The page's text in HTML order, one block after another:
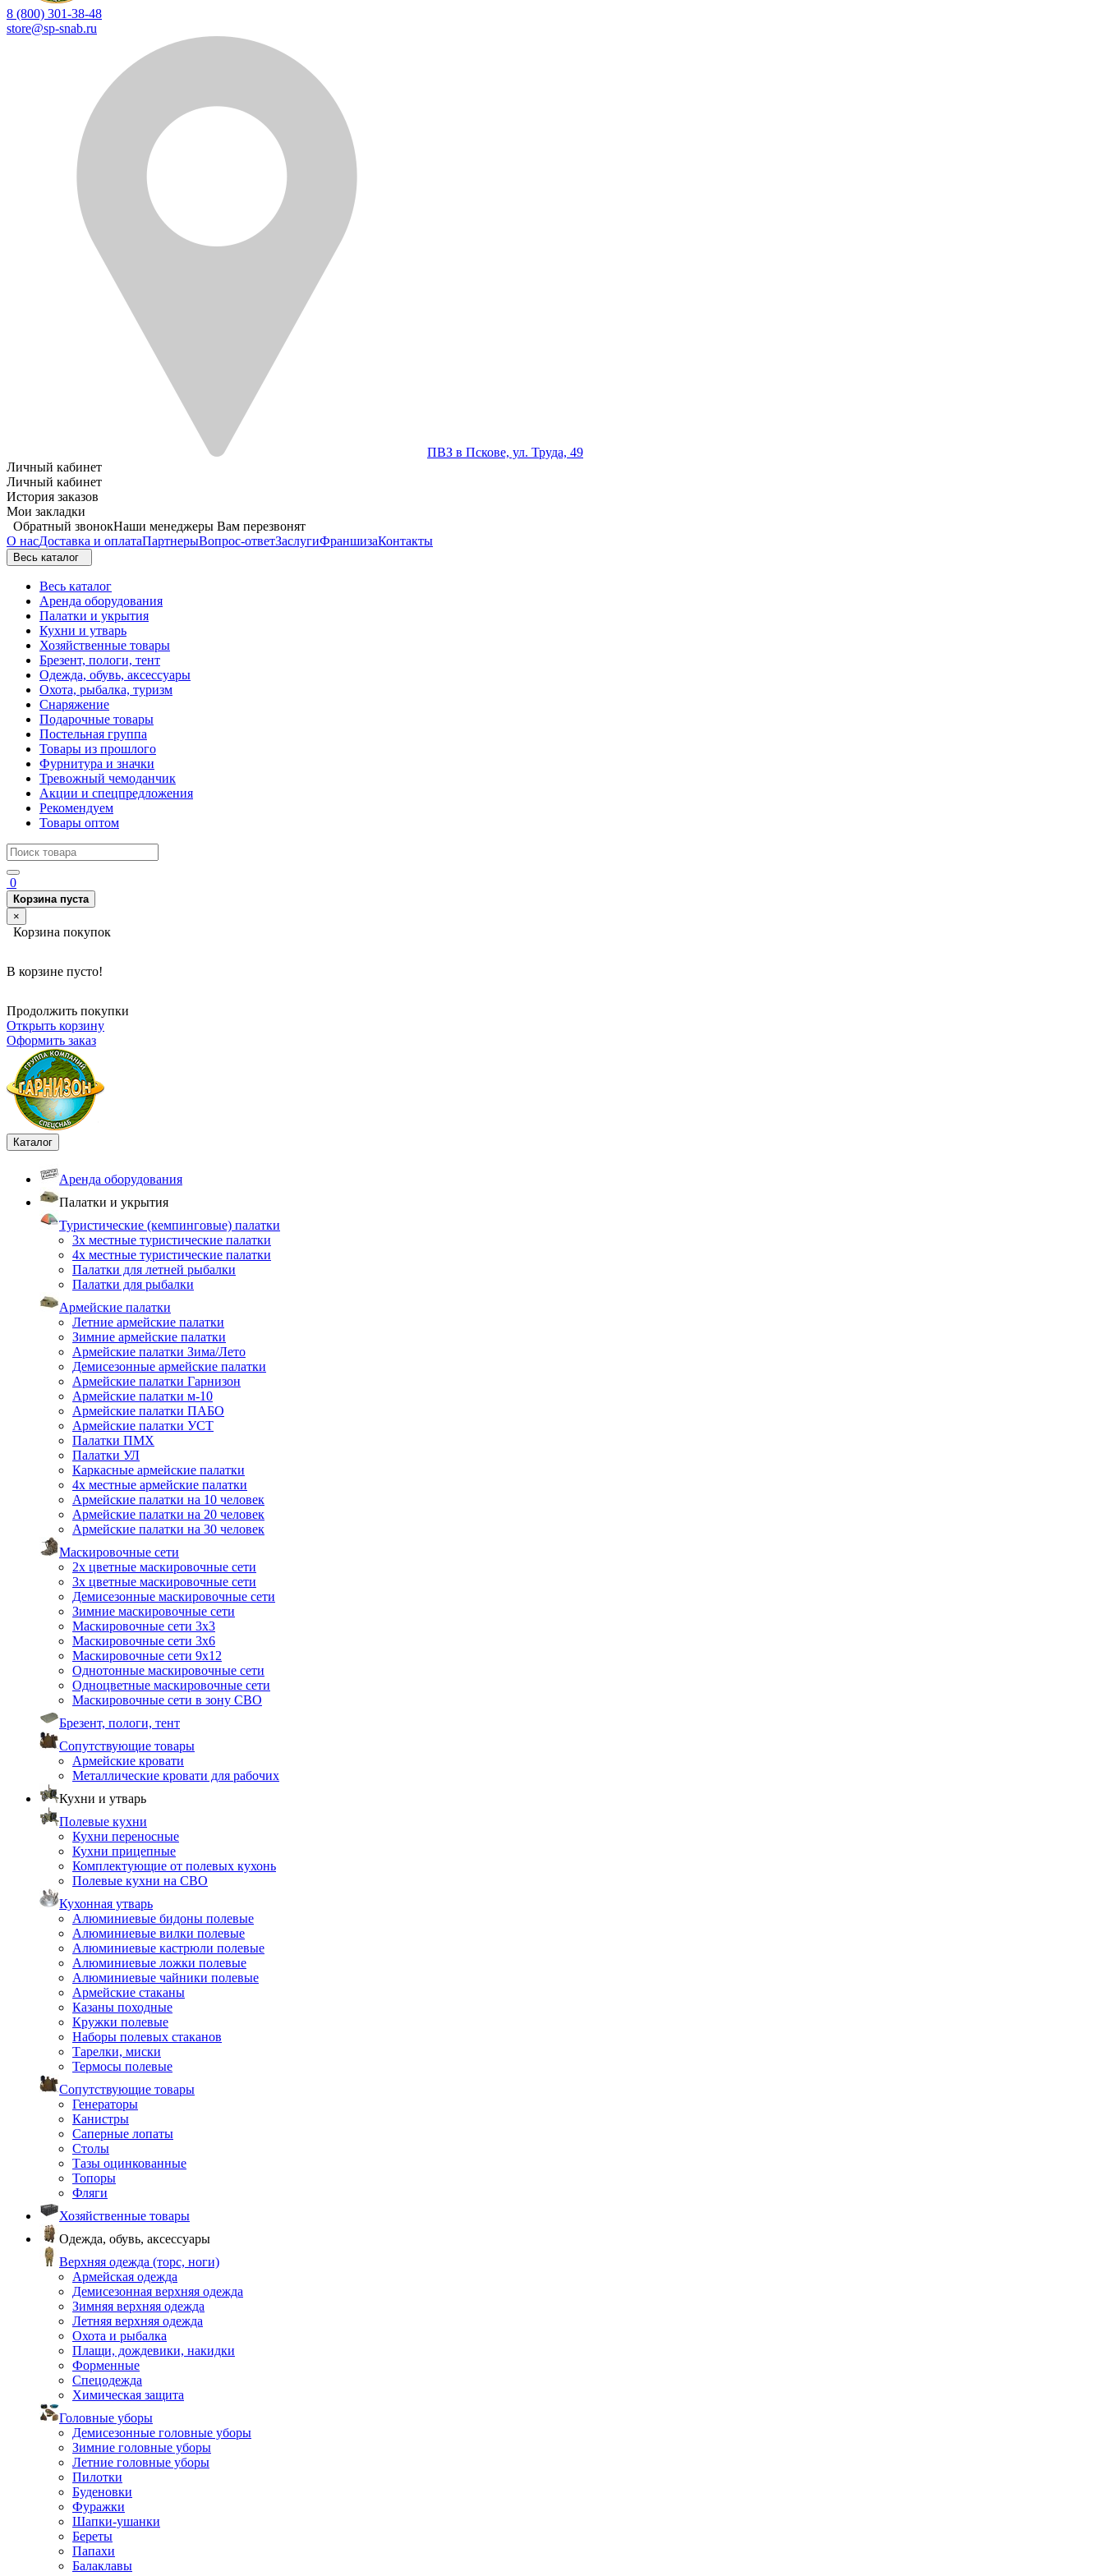
8 (800) 301-38-48
store@sp-snab.ru
ПВЗ в Пскове, ул. Труда, 49
Личный кабинет
Личный кабинет
История заказов
Мои закладки
Обратный звонокНаши менеджеры Вам перезвонят
О насДоставка и оплатаПартнерыВопрос-ответЗаслугиФраншизаКонтакты
Весь каталог
Весь каталог
Аренда оборудования
Палатки и укрытия
Кухни и утварь
Хозяйственные товары
Брезент, пологи, тент
Одежда, обувь, аксессуары
Охота, рыбалка, туризм
Снаряжение
Подарочные товары
Постельная группа
Товары из прошлого
Фурнитура и значки
Тревожный чемоданчик
Акции и спецпредложения
Рекомендуем
Товары оптом
0
Корзина пуста
×
Корзина покупок
В корзине пусто!
Продолжить покупки
Открыть корзину
Оформить заказ
Каталог
Аренда оборудования
Палатки и укрытия
Туристические (кемпинговые) палатки
3х местные туристические палатки
4х местные туристические палатки
Палатки для летней рыбалки
Палатки для рыбалки
Армейские палатки
Летние армейские палатки
Зимние армейские палатки
Армейские палатки Зима/Лето
Демисезонные армейские палатки
Армейские палатки Гарнизон
Армейские палатки м-10
Армейские палатки ПАБО
Армейские палатки УСТ
Палатки ПМХ
Палатки УЛ
Каркасные армейские палатки
4х местные армейские палатки
Армейские палатки на 10 человек
Армейские палатки на 20 человек
Армейские палатки на 30 человек
Маскировочные сети
2х цветные маскировочные сети
3х цветные маскировочные сети
Демисезонные маскировочные сети
Зимние маскировочные сети
Маскировочные сети 3х3
Маскировочные сети 3х6
Маскировочные сети 9х12
Однотонные маскировочные сети
Одноцветные маскировочные сети
Маскировочные сети в зону СВО
Брезент, пологи, тент
Сопутствующие товары
Армейские кровати
Металлические кровати для рабочих
Кухни и утварь
Полевые кухни
Кухни переносные
Кухни прицепные
Комплектующие от полевых кухонь
Полевые кухни на СВО
Кухонная утварь
Алюминиевые бидоны полевые
Алюминиевые вилки полевые
Алюминиевые кастрюли полевые
Алюминиевые ложки полевые
Алюминиевые чайники полевые
Армейские стаканы
Казаны походные
Кружки полевые
Наборы полевых стаканов
Тарелки, миски
Термосы полевые
Сопутствующие товары
Генераторы
Канистры
Саперные лопаты
Столы
Тазы оцинкованные
Топоры
Фляги
Хозяйственные товары
Одежда, обувь, аксессуары
Верхняя одежда (торс, ноги)
Армейская одежда
Демисезонная верхняя одежда
Зимняя верхняя одежда
Летняя верхняя одежда
Охота и рыбалка
Плащи, дождевики, накидки
Форменные
Спецодежда
Химическая защита
Головные уборы
Демисезонные головные уборы
Зимние головные уборы
Летние головные уборы
Пилотки
Буденовки
Фуражки
Шапки-ушанки
Береты
Папахи
Балаклавы